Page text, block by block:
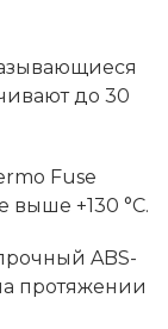
до 30
Fuse
выше +130 °C.
ABS-
протяжении